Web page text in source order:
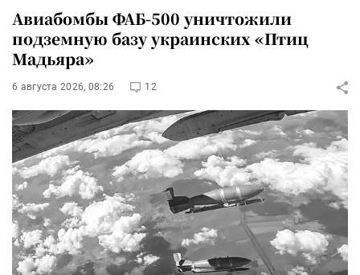
Авиабомбы ФАБ-500 уничтожили
подземную базу украинских «Птиц
Мадьяра»
6 августа 2026, 08:26 12